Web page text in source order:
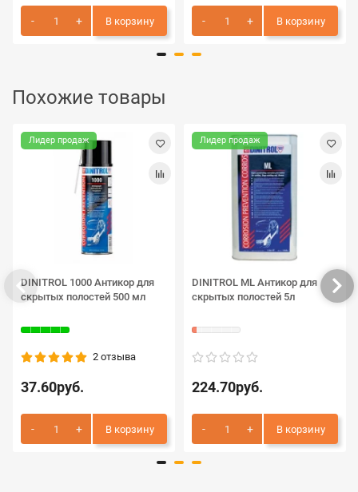
В корзину В корзину
Похожие товары
Лидер продаж
DINITROL 1000 Антикор для
скрытых полостей 500 мл
2 отзыва
37.60руб.
В корзину
Лидер продаж
DINITROL ML Антикор для
скрытых полостей 5л
224.70руб.
В корзину